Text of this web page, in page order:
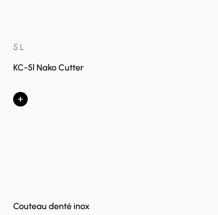
5 L
KC-5l Nako Cutter
+
Couteau denté inox